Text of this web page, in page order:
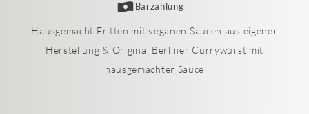
Barzahlung
Hausgemacht Fritten mit veganen Saucen aus eigener
Herstellung & Original Berliner Currywurst mit
hausgemachter Sauce